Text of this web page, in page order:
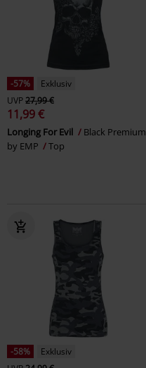
-57%
Exklusiv
UVP27,99 €
11,99 €
Longing For Evil
Black Premium
by EMP
Top
-58%
Exklusiv